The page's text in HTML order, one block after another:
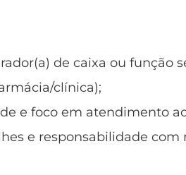
de caixa ou função
clínica);
e foco em atendimento
e responsabilidade com